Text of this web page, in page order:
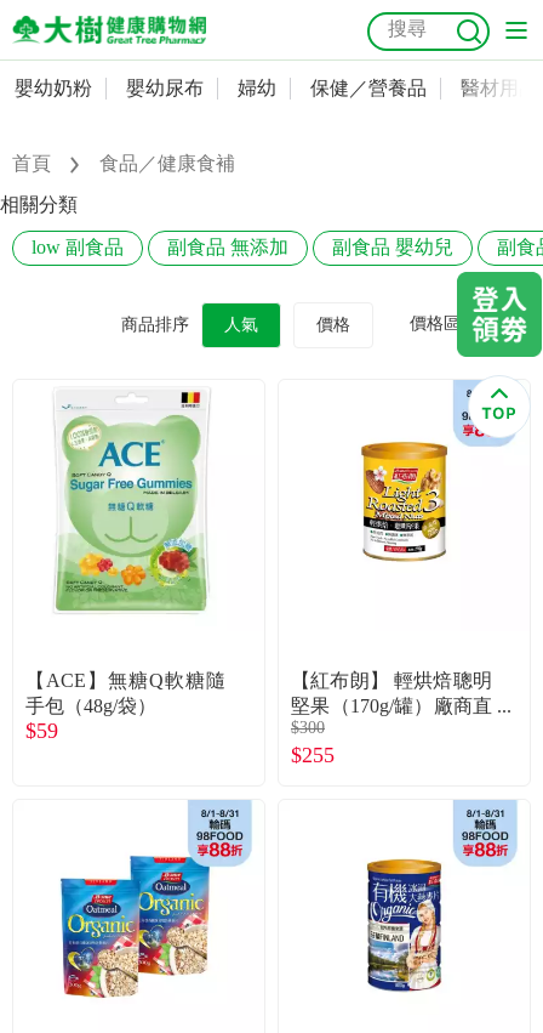
嬰幼奶粉
嬰幼尿布
婦幼
成人照護
美容／個人清潔
食品／健康食補
名人嚴選
合作提案
購物流程
抗菌 尿布 大樹獨家
奶瓶奶嘴
會員資料及密碼修改
常用收件人清單
訂單查詢
購物金查詢
優惠券領取
優惠券查詢
嬰幼奶粉 嬰幼尿布 婦幼 保健／營養品 醫材用品
首頁
食品／健康食補
相關分類
low 副食品 副食品 無添加 副食品 嬰幼兒 副食
商品排序 人氣 價格 價格區間
【ACE】無糖Q軟糖隨
手包（48g/袋）
$59
【紅布朗】 輕烘焙聰明
堅果（170g/罐）廠商直
送
$300
$255